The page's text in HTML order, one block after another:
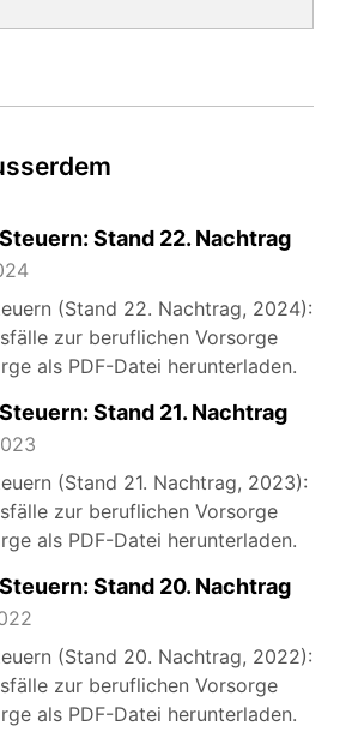
Stand 22. Nachtrag
(Stand 22. Nachtrag, 2024):
zur beruflichen Vorsorge
als PDF-Datei herunterladen.
Stand 21. Nachtrag
(Stand 21. Nachtrag, 2023):
zur beruflichen Vorsorge
als PDF-Datei herunterladen.
Stand 20. Nachtrag
(Stand 20. Nachtrag, 2022):
zur beruflichen Vorsorge
als PDF-Datei herunterladen.